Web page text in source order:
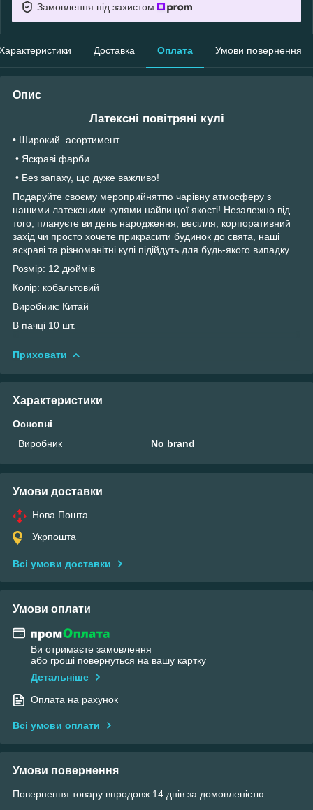
Замовлення під захистом
Доставка Оплата Умови повернення
Опис
Латексні повітряні кулі
• Широкий асортимент
• Яскраві фарби
• Без запаху, що дуже важливо!
Подаруйте своєму мероприйняттю чарівну атмосферу з
нашими латексними кулями найвищої якості! Незалежно від
того, плануєте ви день народження, весілля, корпоративний
захід чи просто хочете прикрасити будинок до свята, наші
яскраві та різноманітні кулі підійдуть для будь-якого випадку.
Розмір: 12 дюймів
Колір: кобальтовий
Виробник: Китай
В пачці 10 шт.
Приховати
Характеристики
Основні
Виробник
No brand
Умови доставки
Нова Пошта
Укрпошта
Всі умови доставки
Умови оплати
Ви отримаєте замовлення
або гроші повернуться на вашу картку
Детальніше
Оплата на рахунок
Всі умови оплати
Умови повернення
Повернення товару впродовж 14 днів за домовленістю